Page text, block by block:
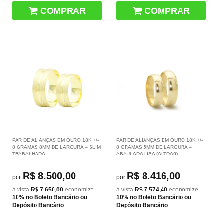
COMPRAR COMPRAR
PAR DE ALIANÇAS EM OURO 18K +/-
8 GRAMAS 8MM DE LARGURA – SLIM
TRABALHADA
por R$ 8.500,00
à vista R$ 7.650,00 economize
10% no Boleto Bancário ou
Depósito Bancário
PAR DE ALIANÇAS EM OURO 18K +/-
8 GRAMAS 5MM DE LARGURA –
ABAULADA LISA (ALTDA6)
por R$ 8.416,00
à vista R$ 7.574,40 economize
10% no Boleto Bancário ou
Depósito Bancário